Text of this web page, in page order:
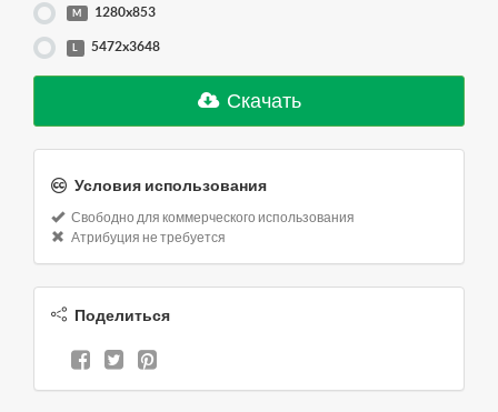
M 1280x853
L 5472x3648
Скачать
Условия использования
Свободно для коммерческого использования
Атрибуция не требуется
Поделиться